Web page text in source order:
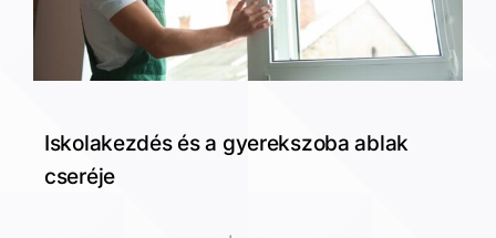
Iskolakezdés és a gyerekszoba ablak
cseréje